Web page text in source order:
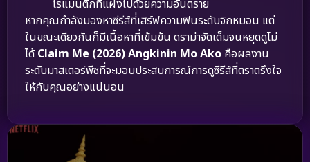
โรแมนติกที่แฝงไปด้วยความอันตราย
หากคุณกำลังมองหาซีรีส์ที่เสิร์ฟความฟินระดับจิกหมอน แต่
ในขณะเดียวกันก็มีเนื้อหาที่เข้มข้น ดราม่าจัดเต็มจนหยุดดูไม่
ได้Claim Me (2026) Angkinin Mo Ako คือผลงาน
ระดับมาสเตอร์พีซที่จะมอบประสบการณ์การดูซีรีส์ที่ตราตรึงใจ
ให้กับคุณอย่างแน่นอน